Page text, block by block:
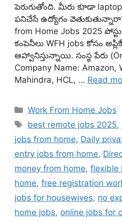
పెరుగుతోంది. మీరు కూడా
పనిచేసే ఉద్యోగం
from Home Jobs 2025
కంపెనీలు WFH jobs కోసం
ఆహ్వానిస్తున్నాయి. సంస్థ పేరు
Company Name: Amazon,
Mahindra, HCL, … Read
Categories
Work From Home Jobs
Tags
best remote jobs 2025,
jobs from home, Daily
entry jobs from home,
money from home, flexible
home, free registration
jobs for housewives, no
home jobs, online jobs for